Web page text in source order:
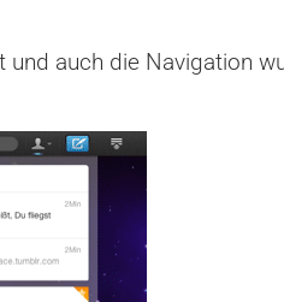
auch die Navigation